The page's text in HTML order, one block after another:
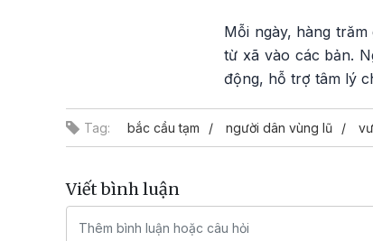
Mỗi ngày, hàng
từ xã vào các bản.
động, hỗ trợ tâm lý
Tag: bắc cầu tạm người dân vùng lũ
Viết bình luận